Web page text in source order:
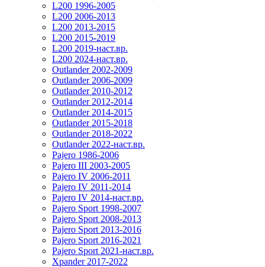
L200 1996-2005
L200 2006-2013
L200 2013-2015
L200 2015-2019
L200 2019-наст.вр.
L200 2024-наст.вр.
Outlander 2002-2009
Outlander 2006-2009
Outlander 2010-2012
Outlander 2012-2014
Outlander 2014-2015
Outlander 2015-2018
Outlander 2018-2022
Outlander 2022-наст.вр.
Pajero 1986-2006
Pajero III 2003-2005
Pajero IV 2006-2011
Pajero IV 2011-2014
Pajero IV 2014-наст.вр.
Pajero Sport 1998-2007
Pajero Sport 2008-2013
Pajero Sport 2013-2016
Pajero Sport 2016-2021
Pajero Sport 2021-наст.вр.
Xpander 2017-2022